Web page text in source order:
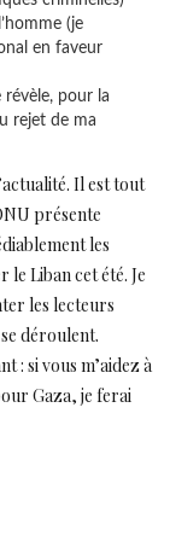
(je
en faveur
pour la
rejet de ma
Il est tout
présente
les
le Liban cet été. Je
les lecteurs
déroulent.
: si vous m’aidez à
Gaza, je ferai